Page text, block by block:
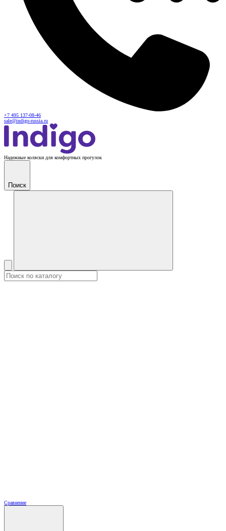
+7 495 137-08-46
sale@indigo-russia.ru
Надежные коляски для комфортных прогулок
Поиск
Сравнение